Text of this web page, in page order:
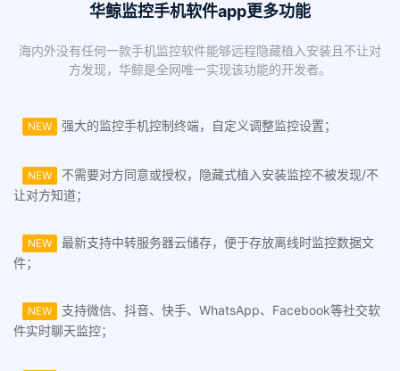
华鲸监控手机软件app更多功能
海内外没有任何一款手机监控软件能够远程隐藏植入安装且不让对
方发现，华鲸是全网唯一实现该功能的开发者。
NEW 强大的监控手机控制终端，自定义调整监控设置；
NEW
不需要对方同意或授权，隐藏式植入安装监控不被发现/不
让对方知道；
NEW
最新支持中转服务器云储存，便于存放离线时监控数据文
件；
NEW
支持微信、抖音、快手、WhatsApp、Facebook等社交软
件实时聊天监控；